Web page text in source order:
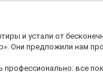
и устали от
Они предложили нам
все